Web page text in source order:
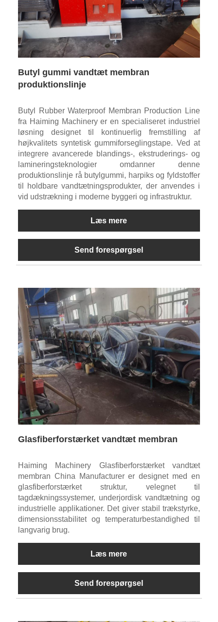
Butyl gummi vandtæt membran
produktionslinje
Butyl Rubber Waterproof Membran Production Line
fra Haiming Machinery er en specialiseret industriel
løsning designet til kontinuerlig fremstilling af
højkvalitets syntetisk gummiforseglingstape. Ved at
integrere avancerede blandings-, ekstruderings- og
lamineringsteknologier omdanner denne
produktionslinje rå butylgummi, harpiks og fyldstoffer
til holdbare vandtætningsprodukter, der anvendes i
vid udstrækning i moderne byggeri og infrastruktur.
Læs mere
Send forespørgsel
Glasfiberforstærket vandtæt membran
Haiming Machinery Glasfiberforstærket vandtæt
membran China Manufacturer er designet med en
glasfiberforstærket struktur, velegnet til
tagdækningssystemer, underjordisk vandtætning og
industrielle applikationer. Det giver stabil trækstyrke,
dimensionsstabilitet og temperaturbestandighed til
langvarig brug.
Læs mere
Send forespørgsel